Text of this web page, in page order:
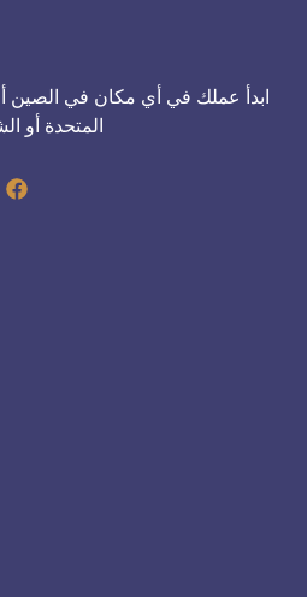
ابدأ عملك في أي مكان في الصين أو
المتحدة أو